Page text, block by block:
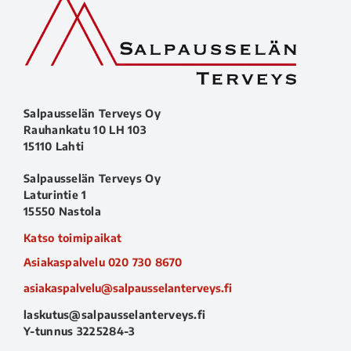
Salpausselän Terveys Oy
Rauhankatu 10 LH 103
15110 Lahti
Salpausselän Terveys Oy
Laturintie 1
15550 Nastola
Katso toimipaikat
Asiakaspalvelu 020 730 8670
asiakaspalvelu@salpausselanterveys.fi
laskutus@salpausselanterveys.fi
Y-tunnus 3225284-3